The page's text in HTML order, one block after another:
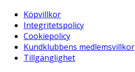
Köpvillkor
Integritetspolicy
Cookiepolicy
Kundklubbens medlemsvillkor
Tillgänglighet